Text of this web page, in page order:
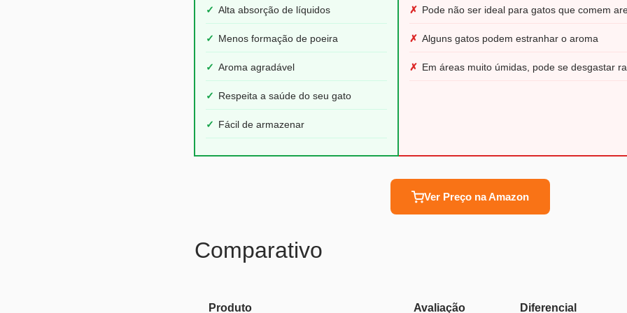
✓ Alta absorção de líquidos
✓ Menos formação de poeira
✓ Aroma agradável
✓ Respeita a saúde do seu gato
✓ Fácil de armazenar
✗ Pode não ser ideal para gatos que comem
✗ Alguns gatos podem estranhar o aroma
✗ Em áreas muito úmidas, pode se desgastar
Ver Preço na Amazon
Comparativo
Produto Avaliação Diferencial